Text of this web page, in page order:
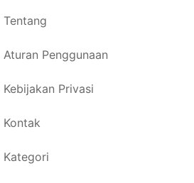
Tentang
Aturan Penggunaan
Kebijakan Privasi
Kontak
Kategori